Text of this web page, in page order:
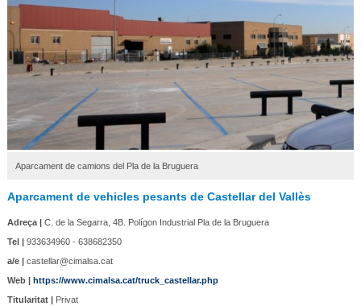
Aparcament de camions del Pla de la Bruguera
Aparcament de vehicles pesants de Castellar del Vallès
Adreça |C. de la Segarra, 4B. Polígon Industrial Pla de la Bruguera
Tel |933634960 - 638682350
a/e |castellar@cimalsa.cat
Web | https://www.cimalsa.cat/truck_castellar.php
Titularitat |Privat